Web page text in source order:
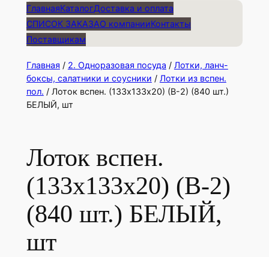
ГлавнаяКаталогДоставка и оплата
СПИСОК ЗАКАЗАО компанииКонтакты
Поставщикам
Главная / 2. Одноразовая посуда / Лотки, ланч-
боксы, салатники и соусники / Лотки из вспен.
пол. / Лоток вспен. (133х133х20) (В-2) (840 шт.)
БЕЛЫЙ, шт
Лоток вспен.
(133х133х20) (В-2)
(840 шт.) БЕЛЫЙ,
шт